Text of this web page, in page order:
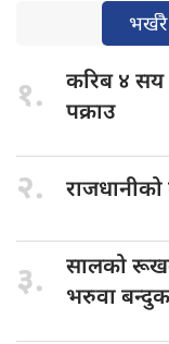
भर्खरै
१. करिब ४ सय
पक्राउ
२.
३. सालको
भरुवा